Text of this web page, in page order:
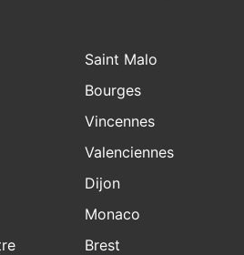
Saint Malo
Bourges
Vincennes
Valenciennes
Dijon
Monaco
Brest